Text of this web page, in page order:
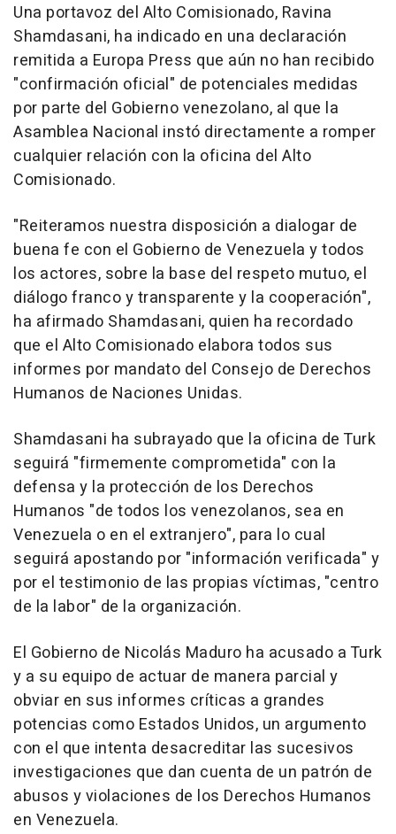
Una portavoz del Alto Comisionado, Ravina
Shamdasani, ha indicado en una declaración
remitida a Europa Press que aún no han recibido
"confirmación oficial" de potenciales medidas
por parte del Gobierno venezolano, al que la
Asamblea Nacional instó directamente a romper
cualquier relación con la oficina del Alto
Comisionado.
"Reiteramos nuestra disposición a dialogar de
buena fe con el Gobierno de Venezuela y todos
los actores, sobre la base del respeto mutuo, el
diálogo franco y transparente y la cooperación",
ha afirmado Shamdasani, quien ha recordado
que el Alto Comisionado elabora todos sus
informes por mandato del Consejo de Derechos
Humanos de Naciones Unidas.
Shamdasani ha subrayado que la oficina de Turk
seguirá "firmemente comprometida" con la
defensa y la protección de los Derechos
Humanos "de todos los venezolanos, sea en
Venezuela o en el extranjero", para lo cual
seguirá apostando por "información verificada" y
por el testimonio de las propias víctimas, "centro
de la labor" de la organización.
El Gobierno de Nicolás Maduro ha acusado a Turk
y a su equipo de actuar de manera parcial y
obviar en sus informes críticas a grandes
potencias como Estados Unidos, un argumento
con el que intenta desacreditar las sucesivos
investigaciones que dan cuenta de un patrón de
abusos y violaciones de los Derechos Humanos
en Venezuela.